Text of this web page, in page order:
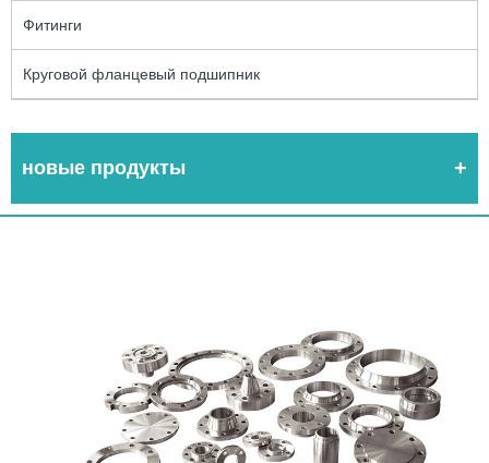
Фитинги
Круговой фланцевый подшипник
новые продукты